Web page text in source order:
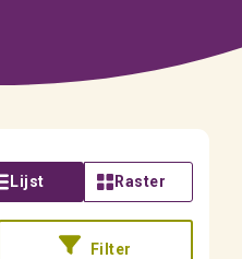
Lijst Raster
Filter